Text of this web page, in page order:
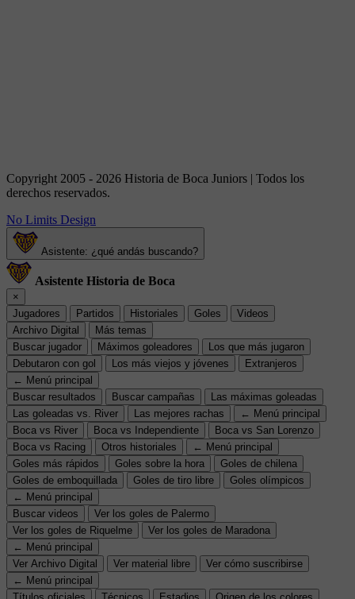
Copyright 2005 - 2026 Historia de Boca Juniors | Todos los
derechos reservados.
No Limits Design
Asistente: ¿qué andás buscando?
Asistente Historia de Boca
×
Jugadores
Partidos Historiales Goles
Videos
Archivo Digital
Más temas
Buscar jugador
Máximos goleadores
Los que más jugaron
Debutaron con gol
Los más viejos y jóvenes
Extranjeros
← Menú principal
Buscar resultados
Buscar campañas
Las máximas goleadas
Las goleadas vs. River
Las mejores rachas
← Menú principal
Boca vs River
Boca vs Independiente
Boca vs San Lorenzo
Boca vs Racing
Otros historiales
← Menú principal
Goles más rápidos
Goles sobre la hora
Goles de chilena
Goles de emboquillada
Goles de tiro libre
Goles olímpicos
← Menú principal
Buscar videos
Ver los goles de Palermo
Ver los goles de Riquelme
Ver los goles de Maradona
← Menú principal
Ver Archivo Digital
Ver material libre
Ver cómo suscribirse
← Menú principal